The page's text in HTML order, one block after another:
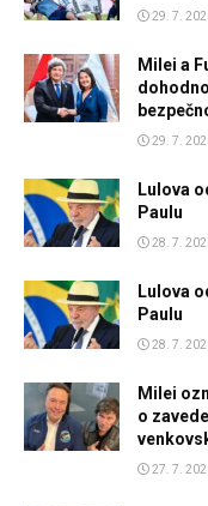
29. 7.
Milei a
29. 7.
Lulova
Paulu
28. 7.
Lulova
Paulu
28. 7.
Milei
o
27. 7.